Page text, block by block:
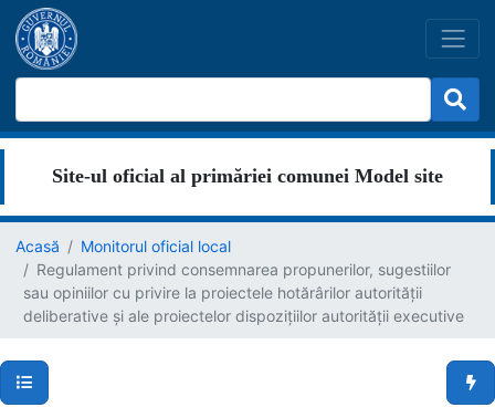
Site-ul oficial al primăriei comunei Model site
Acasă
Monitorul oficial local
Regulament privind consemnarea propunerilor, sugestiilor
sau opiniilor cu privire la proiectele hotărârilor autorității
deliberative și ale proiectelor dispozițiilor autorității executive
Secțiuni pagină